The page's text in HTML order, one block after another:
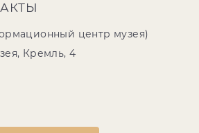
центр музея)
Кремль, 4